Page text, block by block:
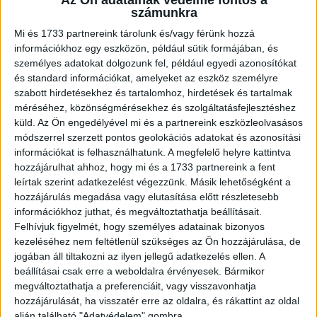
számunkra
Mi és 1733 partnereink tárolunk és/vagy férünk hozzá
információkhoz egy eszközön, például sütik formájában, és
személyes adatokat dolgozunk fel, például egyedi azonosítókat
és standard információkat, amelyeket az eszköz személyre
szabott hirdetésekhez és tartalomhoz, hirdetések és tartalmak
méréséhez, közönségmérésekhez és szolgáltatásfejlesztéshez
küld. Az Ön engedélyével mi és a partnereink eszközleolvasásos
módszerrel szerzett pontos geolokációs adatokat és azonosítási
információkat is felhasználhatunk. A megfelelő helyre kattintva
hozzájárulhat ahhoz, hogy mi és a 1733 partnereink a fent
leírtak szerint adatkezelést végezzünk. Másik lehetőségként a
hozzájárulás megadása vagy elutasítása előtt részletesebb
információkhoz juthat, és megváltoztathatja beállításait.
Felhívjuk figyelmét, hogy személyes adatainak bizonyos
kezeléséhez nem feltétlenül szükséges az Ön hozzájárulása, de
jogában áll tiltakozni az ilyen jellegű adatkezelés ellen. A
beállításai csak erre a weboldalra érvényesek. Bármikor
megváltoztathatja a preferenciáit, vagy visszavonhatja
hozzájárulását, ha visszatér erre az oldalra, és rákattint az oldal
Magyarországon eddigi legnagyobb nyereményjátékát
indítja el a Heineken: az UEFA Bajnokok Ligája döntőjére
összesen 50 nyertest sorsol ki és 100 embernek ad
élményt a...
Imádják a nyereményjátékokat a vásárlók
Kutatás 2025. május 14.
Szinte minden magyar vásárló hajlandó többet költeni, ha